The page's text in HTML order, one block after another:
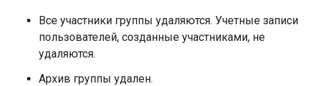
Все участники группы удаляются. Учетные записи
пользователей, созданные участниками, не
удаляются.
Архив группы удален.